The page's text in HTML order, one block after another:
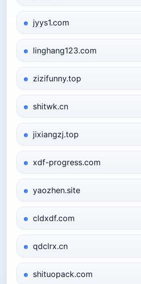
jyys1.com
linghang123.com
zizifunny.top
shitwk.cn
jixiangzj.top
xdf-progress.com
yaozhen.site
cldxdf.com
qdclrx.cn
shituopack.com